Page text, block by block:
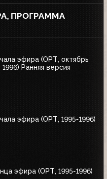
ПРОГРАММА
эфира (ОРТ, октябрь
Ранняя версия
эфира (ОРТ, 1995-1996)
эфира (ОРТ, 1995-1996)